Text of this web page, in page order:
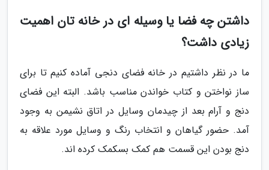
داشتن چه فضا یا وسیله ای در خانه تان اهمیت
زیادی داشت؟
ما در نظر داشتیم در خانه فضای دنجی آماده کنیم تا برای
ساز نواختن و کتاب خواندن مناسب باشد. البته این فضای
دنج و آرام بعد از چیدمان وسایل در اتاق نشیمن به وجود
آمد. حضور گیاهان و انتخاب رنگ و وسایل مورد علاقه به
دنج بودن این قسمت هم کمک بسکمک کرده اند.